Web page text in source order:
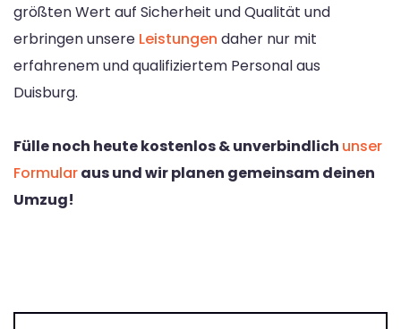
größten Wert auf Sicherheit und Qualität und
erbringen unsere Leistungen daher nur mit
erfahrenem und qualifiziertem Personal aus
Duisburg.
Fülle noch heute kostenlos & unverbindlich unser
Formularaus und wir planen gemeinsam deinen
Umzug!